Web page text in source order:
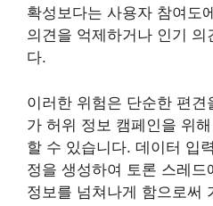
확성보다는 사용자 참여도
의견을 억제하거나 인기 의
다.
이러한 위험은 단순한 편
가 허위 정보 캠페인을 위
할 수 있습니다. 데이터 입
정을 생성하여 토론 스레드
정보를 넘쳐나게 함으로써